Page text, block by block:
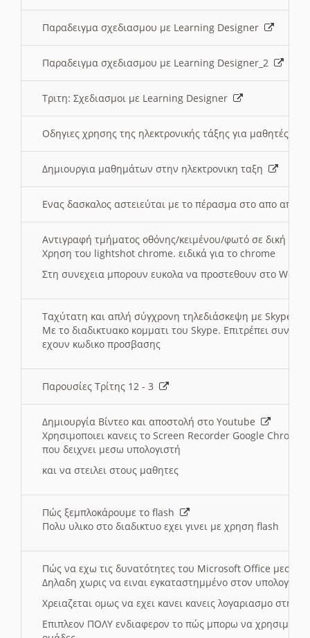
Παραδειγμα σχεδιασμου με Learning Designer
Παραδειγμα σχεδιασμου με Learning Designer_2
Τριτη: Σχεδιασμοι με Learning Designer
Οδηγιες χρησης της ηλεκτρονικής τάξης για μαθητές
Δημιουργια μαθημάτων στην ηλεκτρονικη ταξη
Ενας δασκαλος αστειεύται με το πέρασμα στο απο
Αντιγραφή τμήματος οθόνης/κειμένου/φωτό σε δική
Χρηση του lightshot chrome. ειδικά για το chrome
Στη συνεχεια μπορουν ευκολα να προστεθουν στο Word
Ταχύτατη και απλή σύγχρονη τηλεδιάσκεψη με Skype
Με το διαδικτυακο κομματι του Skype. Επιτρέπει
εχουν κωδικο προσβασης
Παρουσίες Τρίτης 12 - 3
Δημιουργία Βίντεο και αποστολή στο Youtube
Χρησιμοποιει κανεις το Screen Recorder Google Chrome
που δειχνει μεσω υπολογιστή
και να στειλει στους μαθητες
Πώς ξεμπλοκάρουμε το flash
Πολυ υλικο στο διαδικτυο εχει γινει με χρηση flash
Πώς να εχω τις δυνατότητες του Microsoft Office μεσω
Δηλαδη χωρις να ειναι εγκαταστημμένο στον
Χρειαζεται ομως να εχει κανει κανεις λογαριασμο στη
Επιπλεον ΠΟΛΥ ενδιαφερον το πώς μπορω να